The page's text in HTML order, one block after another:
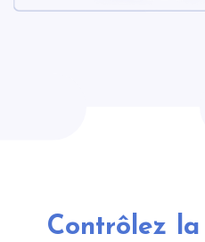
Contrôlez